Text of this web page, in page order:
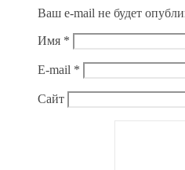
Ваш e-mail не будет
Имя *
E-mail *
Сайт